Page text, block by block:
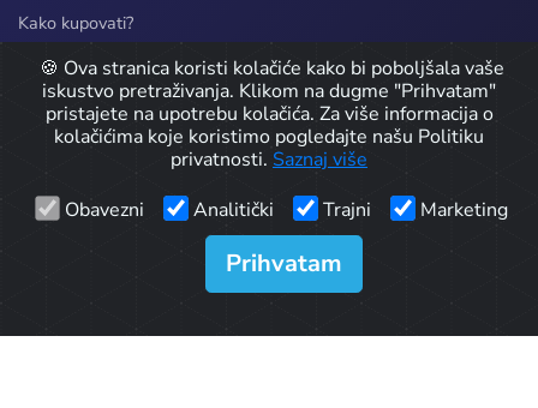
Kako kupovati?
Način dostave
© 2026 CarPro doo / Detailing Oprema. Sva prava zadržana.
Icons by Icons8
🍪 Ova stranica koristi kolačiće kako bi poboljšala vaše
iskustvo pretraživanja. Klikom na dugme "Prihvatam"
pristajete na upotrebu kolačića. Za više informacija o
kolačićima koje koristimo pogledajte našu Politiku
privatnosti. Saznaj više
Obavezni
Analitički Trajni Marketing
Prihvatam